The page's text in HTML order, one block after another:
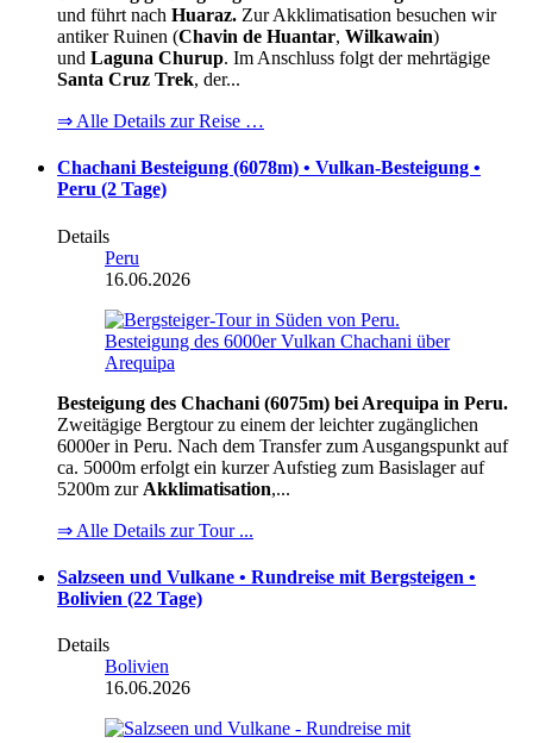
und führt nach Huaraz. Zur Akklimatisation besuchen wir
antiker Ruinen (Chavin de Huantar, Wilkawain)
und Laguna Churup. Im Anschluss folgt der mehrtägige
Santa Cruz Trek, der...
⇒ Alle Details zur Reise …
Chachani Besteigung (6078m) • Vulkan-Besteigung •
Peru (2 Tage)
Details
Peru
16.06.2026
Besteigung des Chachani (6075m) bei Arequipa in Peru.
Zweitägige Bergtour zu einem der leichter zugänglichen
6000er in Peru. Nach dem Transfer zum Ausgangspunkt auf
ca. 5000m erfolgt ein kurzer Aufstieg zum Basislager auf
5200m zur Akklimatisation,...
⇒ Alle Details zur Tour ...
Salzseen und Vulkane • Rundreise mit Bergsteigen •
Bolivien (22 Tage)
Details
Bolivien
16.06.2026